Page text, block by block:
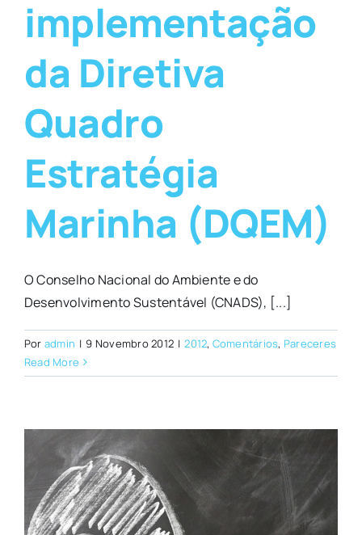
implementação
da Diretiva
Quadro
Estratégia
Marinha (DQEM)
O Conselho Nacional do Ambiente e do
Desenvolvimento Sustentável (CNADS), [...]
Por admin | 9 Novembro 2012 | 2012, Comentários, Pareceres
Read More